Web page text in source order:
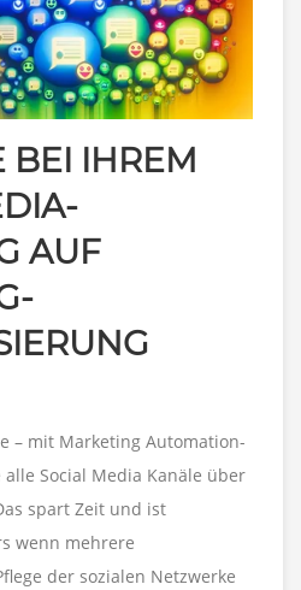
BEI IHREM
AUF
– mit Marketing Automation-
Social Media Kanäle über
spart Zeit und ist
wenn mehrere
der sozialen Netzwerke